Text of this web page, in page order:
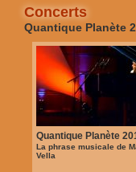
Concerts
Quantique Planète
Quantique Planète
La phrase musicale de
Vella